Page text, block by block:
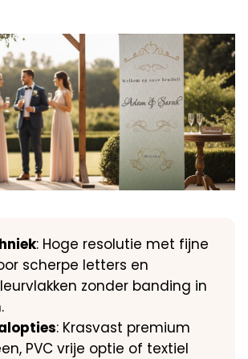
: Hoge resolutie met fijne
scherpe letters en
zonder banding in
: Krasvast premium
PVC vrije optie of textiel